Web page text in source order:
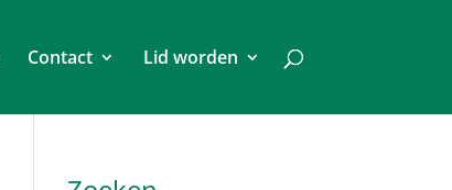
Contact Lid worden